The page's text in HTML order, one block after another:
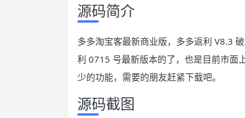
源码简介
多多淘宝客最新商业版，多多返利 V8.3
利 0715 号最新版本的了，也是目前市面
少的功能，需要的朋友赶紧下载吧。
源码截图